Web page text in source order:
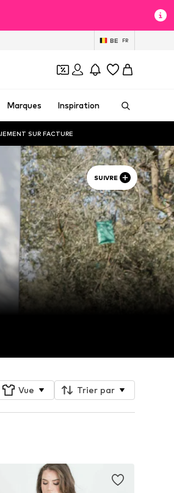
BE FR
Marques Inspiration
SUR FACTURE
SUIVRE
Vue Trier par